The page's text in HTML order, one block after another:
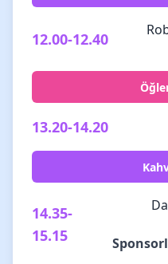
12.00-12.40
13.20-14.20
14.35-
15.15